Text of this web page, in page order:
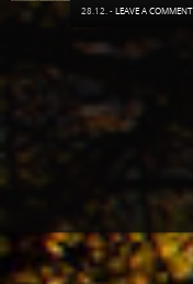
28.12. - LEAVE A COMMENT